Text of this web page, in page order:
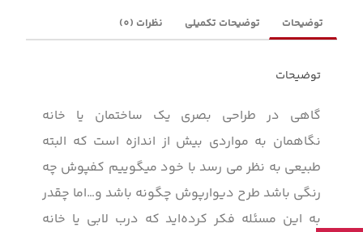
توضیحات توضیحات تکمیلی نظرات (0)
توضیحات
گاهی در طراحی بصری یک ساختمان یا خانه
نگاهمان به مواردی بیش از اندازه است که البته
طبیعی به نظر می رسد با خود میگوییم کفپوش چه
رنگی باشد طرح دیوارپوش چگونه باشد و…اما چقدر
به این مسئله فکر کرده‌اید که درب لابی یا خانه